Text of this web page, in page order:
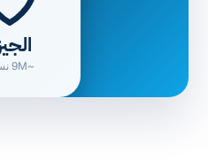
~9M نسمة